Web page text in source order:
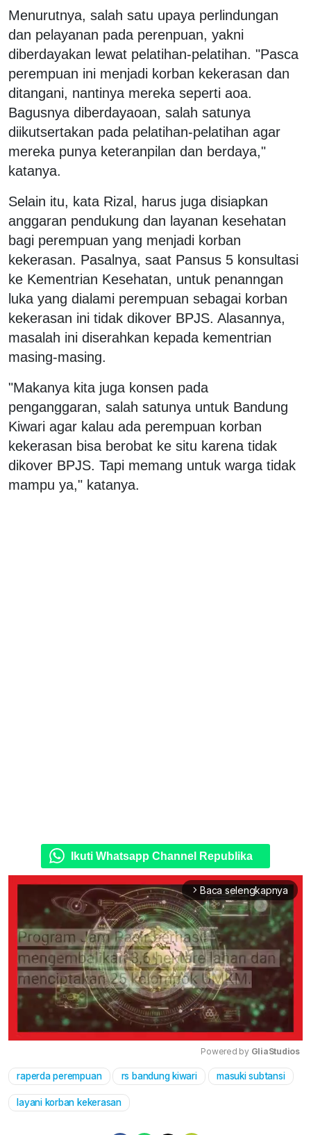
Menurutnya, salah satu upaya perlindungan
dan pelayanan pada perenpuan, yakni
diberdayakan lewat pelatihan-pelatihan. "Pasca
perempuan ini menjadi korban kekerasan dan
ditangani, nantinya mereka seperti aoa.
Bagusnya diberdayaoan, salah satunya
diikutsertakan pada pelatihan-pelatihan agar
mereka punya keteranpilan dan berdaya,"
katanya.
Selain itu, kata Rizal, harus juga disiapkan
anggaran pendukung dan layanan kesehatan
bagi perempuan yang menjadi korban
kekerasan. Pasalnya, saat Pansus 5 konsultasi
ke Kementrian Kesehatan, untuk penanngan
luka yang dialami perempuan sebagai korban
kekerasan ini tidak dikover BPJS. Alasannya,
masalah ini diserahkan kepada kementrian
masing-masing.
"Makanya kita juga konsen pada
penganggaran, salah satunya untuk Bandung
Kiwari agar kalau ada perempuan korban
kekerasan bisa berobat ke situ karena tidak
dikover BPJS. Tapi memang untuk warga tidak
mampu ya," katanya.
Ikuti Whatsapp Channel Republika
arrow_forward_ios Baca selengkapnya
Mute
Powered by GliaStudios
raperda perempuan rs bandung kiwari masuki subtansi
layani korban kekerasan